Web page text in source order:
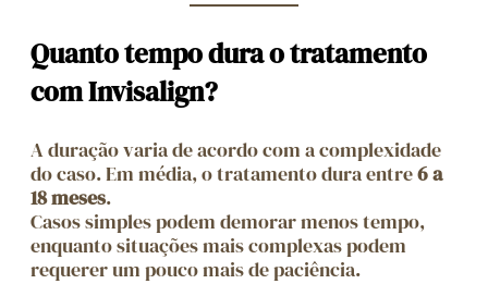
Quanto tempo dura o tratamento
com Invisalign?
A duração varia de acordo com a complexidade
do caso. Em média, o tratamento dura entre6 a
18 meses.
Casos simples podem demorar menos tempo,
enquanto situações mais complexas podem
requerer um pouco mais de paciência.